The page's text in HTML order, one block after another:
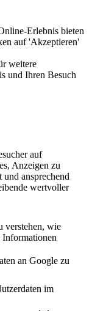
Erlebnis bieten
auf 'Akzeptieren'
weitere
und Ihren Besuch
auf
Anzeigen zu
ansprechend
wertvoller
verstehen, wie
Informationen
an Google zu
im